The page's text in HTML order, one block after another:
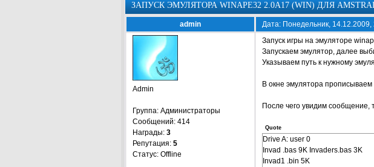
ЗАПУСК ЭМУЛЯТОРА WINAPE32 2.0A17 (WIN) ДЛЯ
admin Дата: Понедельник,
Admin
Группа: Администраторы
Сообщений: 414
Награды: 3
Репутация: 5
Статус: Offline
Запуск игры на эмуляторе
Запускаем эмулятор, далее
Указываем путь к нужному
В окне эмулятора
После чего увидим сообщение,
Quote
Drive A: user 0
Invad .bas 9K Invaders.bas 3K
Invad1 .bin 5K